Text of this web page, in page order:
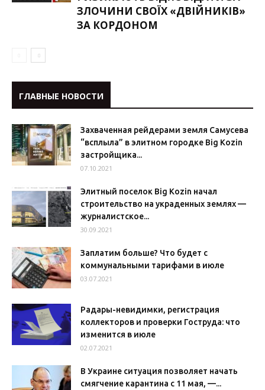
ЗЛОЧИНИ СВОЇХ «ДВІЙНИКІВ»
ЗА КОРДОНОМ
ГЛАВНЫЕ НОВОСТИ
Захваченная рейдерами земля Самусева
“всплыла” в элитном городке Big Kozin
застройщика...
07.10.2021
Элитный поселок Big Kozin начал
строительство на украденных землях —
журналистское...
30.09.2021
Заплатим больше? Что будет с
коммунальными тарифами в июле
03.07.2021
Радары-невидимки, регистрация
коллекторов и проверки Гоструда: что
изменится в июле
02.07.2021
В Украине ситуация позволяет начать
смягчение карантина с 11 мая, —...